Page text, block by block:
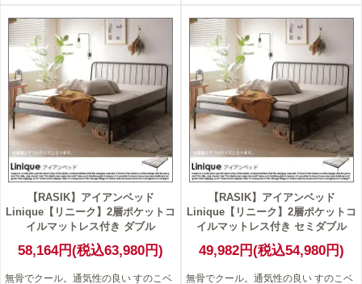
【RASIK】アイアンベッド
Linique【リニーク】2層ポケットコ
イルマットレス付き ダブル
58,164円(税込63,980円)
無骨でクール。通気性の良い すのこベ
【RASIK】アイアンベッド
Linique【リニーク】2層ポケットコ
イルマットレス付き セミダブル
49,982円(税込54,980円)
無骨でクール。通気性の良い すのこベ